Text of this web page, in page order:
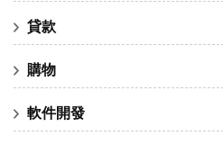
貸款
購物
軟件開發